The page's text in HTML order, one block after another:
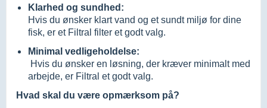
Klarhed og sundhed:
Hvis du ønsker klart vand og et sundt miljø for dine
fisk, er et Filtral filter et godt valg.
Minimal vedligeholdelse:
Hvis du ønsker en løsning, der kræver minimalt med
arbejde, er Filtral et godt valg.
Hvad skal du være opmærksom på?